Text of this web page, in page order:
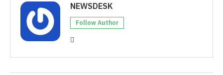
NEWSDESK
Follow Author